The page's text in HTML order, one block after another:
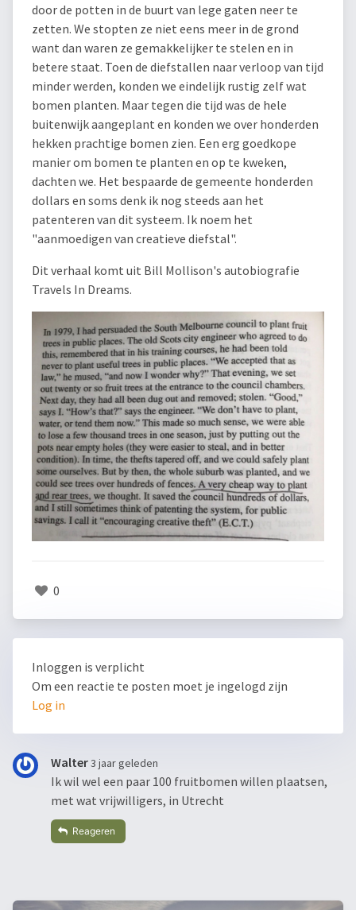
door de potten in de buurt van lege gaten neer te
zetten. We stopten ze niet eens meer in de grond
want dan waren ze gemakkelijker te stelen en in
betere staat. Toen de diefstallen naar verloop van tijd
minder werden, konden we eindelijk rustig zelf wat
bomen planten. Maar tegen die tijd was de hele
buitenwijk aangeplant en konden we over honderden
hekken prachtige bomen zien. Een erg goedkope
manier om bomen te planten en op te kweken,
dachten we. Het bespaarde de gemeente honderden
dollars en soms denk ik nog steeds aan het
patenteren van dit systeem. Ik noem het
"aanmoedigen van creatieve diefstal".
Dit verhaal komt uit Bill Mollison's autobiografie
Travels In Dreams.
0
Inloggen is verplicht
Om een reactie te posten moet je ingelogd zijn
Log in
Walter3 jaar geleden
Ik wil wel een paar 100 fruitbomen willen plaatsen,
met wat vrijwilligers, in Utrecht
Reageren